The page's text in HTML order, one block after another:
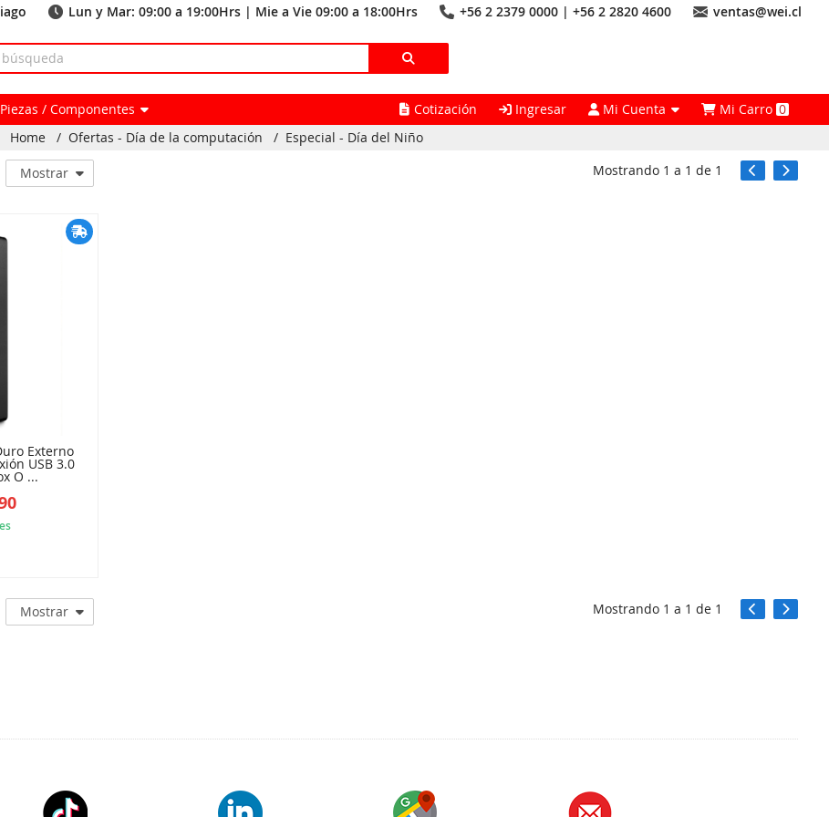
Lun y Mar: 09:00 a 19:00Hrs | Mie a Vie 09:00 a 18:00Hrs +56 2 2379 0000 | +56 2 2820 4600 ventas@wei.cl
/ Componentes Cotización Ingresar Mi Cuenta Mi Carro0
Home
/ Ofertas - Día de la computación / Especial - Día del Niño
Mostrar Mostrando 1 a 1 de 1
Externo
USB 3.0
O ...
Mostrar Mostrando 1 a 1 de 1